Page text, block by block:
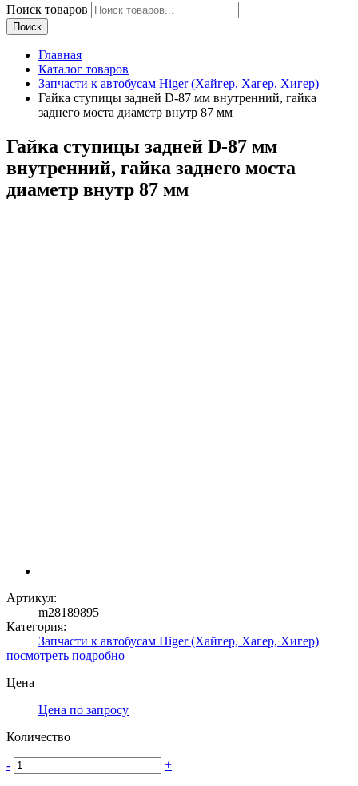
Поиск товаров
Поиск
Главная
Каталог товаров
Запчасти к автобусам Higer (Хайгер, Хагер, Хигер)
Гайка ступицы задней D-87 мм внутренний, гайка
заднего моста диаметр внутр 87 мм
Гайка ступицы задней D-87 мм
внутренний, гайка заднего моста
диаметр внутр 87 мм
Артикул:
m28189895
Категория:
Запчасти к автобусам Higer (Хайгер, Хагер, Хигер)
посмотреть подробно
Цена
Цена по запросу
Количество
- +